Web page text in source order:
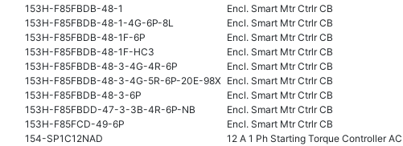
153H-F85FBDB-48-1
Encl. Smart Mtr Ctrlr CB
153H-F85FBDB-48-1-4G-6P-8L
Encl. Smart Mtr Ctrlr CB
153H-F85FBDB-48-1F-6P
Encl. Smart Mtr Ctrlr CB
153H-F85FBDB-48-1F-HC3
Encl. Smart Mtr Ctrlr CB
153H-F85FBDB-48-3-4G-4R-6P
Encl. Smart Mtr Ctrlr CB
153H-F85FBDB-48-3-4G-5R-6P-20E-98X Encl. Smart Mtr Ctrlr CB
153H-F85FBDB-48-3-6P
Encl. Smart Mtr Ctrlr CB
153H-F85FBDD-47-3-3B-4R-6P-NB
Encl. Smart Mtr Ctrlr CB
153H-F85FCD-49-6P
Encl. Smart Mtr Ctrlr CB
154-SP1C12NAD
12 A 1 Ph Starting Torque Controller AC